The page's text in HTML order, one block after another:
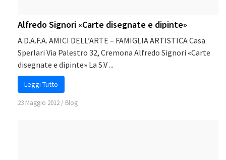
Alfredo Signori «Carte disegnate e dipinte»
A.D.A.F.A. AMICI DELL’ARTE – FAMIGLIA ARTISTICA Casa
Sperlari Via Palestro 32, Cremona Alfredo Signori «Carte
disegnate e dipinte» La S.V ...
Leggi Tutto
23 Maggio 2012 / Blog